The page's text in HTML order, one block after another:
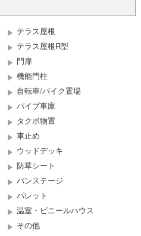
テラス屋根
テラス屋根R型
門扉
機能門柱
自転車/バイク置場
パイプ車庫
タクボ物置
車止め
ウッドデッキ
防草シート
バンステージ
パレット
温室・ビニールハウス
その他